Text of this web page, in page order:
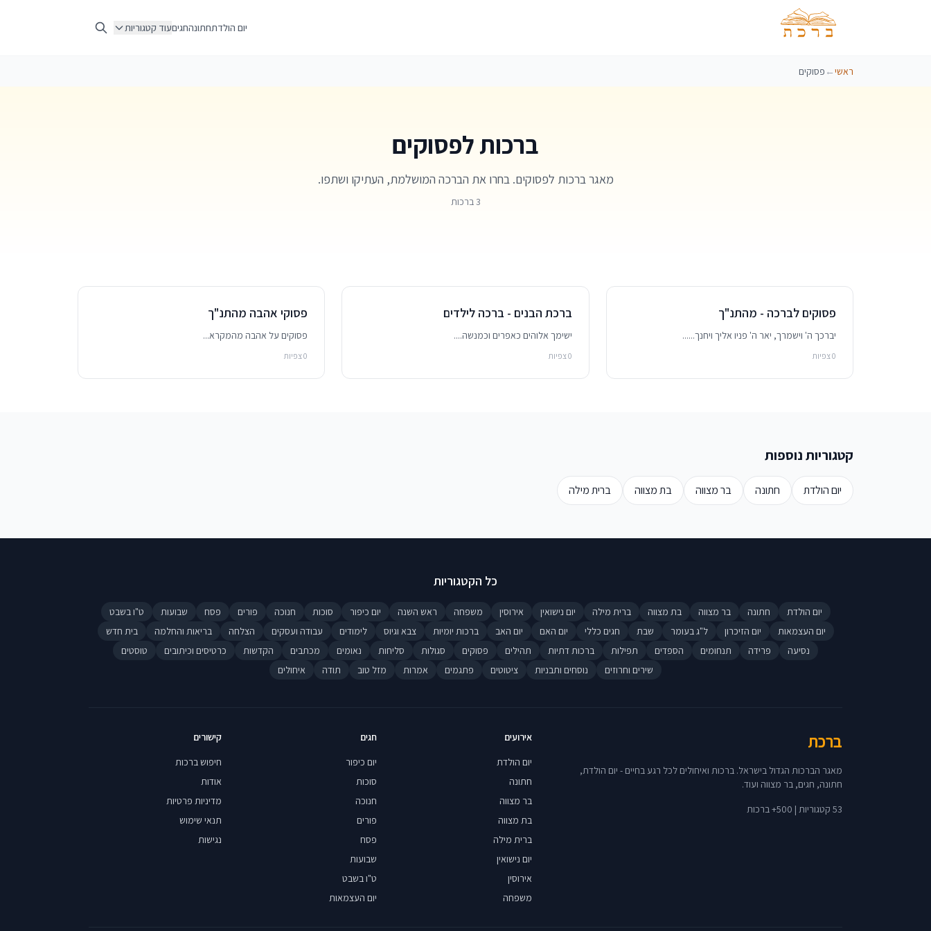
יום הולדתחתונהחגיםעוד קטגוריות
ראשי← פסוקים
ברכות לפסוקים
מאגר ברכות לפסוקים. בחרו את הברכה המושלמת, העתיקו ושתפו.
3 ברכות
פסוקים לברכה - מהתנ"ך
יברכך ה' וישמרך, יאר ה' פניו אליך ויחנך......
0 צפיות
ברכת הבנים - ברכה לילדים
ישימך אלוהים כאפרים וכמנשה....
0 צפיות
פסוקי אהבה מהתנ"ך
פסוקים על אהבה מהמקרא...
0 צפיות
קטגוריות נוספות
יום הולדת חתונה בר מצווה בת מצווה ברית מילה
כל הקטגוריות
יום הולדת חתונה בר מצווה בת מצווה ברית מילה יום נישואין אירוסין משפחה ראש השנה יום כיפור סוכות חנוכה פורים פסח שבועות
ט"ו בשבט
יום העצמאות
יום הזיכרון ל"ג בעומר שבת חגים כללי יום האם יום האב ברכות יומיות צבא וגיוס לימודים עבודה ועסקים הצלחה בריאות והחלמה
בית חדש
נסיעה
פרידה תנחומים הספדים תפילות ברכות דתיות תהילים פסוקים סגולות סליחות נאומים מכתבים הקדשות כרטיסים וכיתובים
טוסטים
שירים וחרוזים
נוסחים ותבניות ציטוטים פתגמים אמרות מזל טוב תודה איחולים
ברכת
מאגר הברכות הגדול בישראל. ברכות ואיחולים לכל רגע בחיים - יום הולדת,
חתונה, חגים, בר מצווה ועוד.
53 קטגוריות | 500+ ברכות
אירועים
יום הולדת
חתונה
בר מצווה
בת מצווה
ברית מילה
יום נישואין
אירוסין
משפחה
חגים
יום כיפור
סוכות
חנוכה
פורים
פסח
שבועות
ט"ו בשבט
יום העצמאות
קישורים
חיפוש ברכות
אודות
מדיניות פרטיות
תנאי שימוש
נגישות